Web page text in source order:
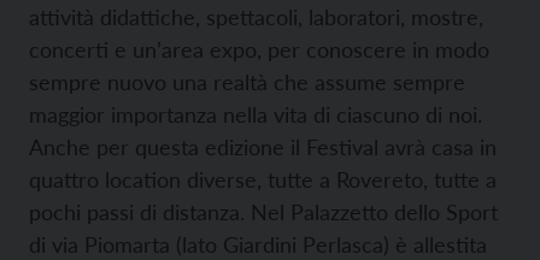
attività didattiche, spettacoli, laboratori, mostre,
concerti e un’area expo, per conoscere in modo
sempre nuovo una realtà che assume sempre
maggior importanza nella vita di ciascuno di noi.
Anche per questa edizione il Festival avrà casa in
quattro location diverse, tutte a Rovereto, tutte a
pochi passi di distanza. Nel Palazzetto dello Sport
di via Piomarta (lato Giardini Perlasca) è allestita